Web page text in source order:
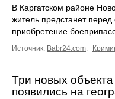
В Каргатском районе
житель предстанет
приобретение
Источник: Babr24.com.
Три новых
появились на